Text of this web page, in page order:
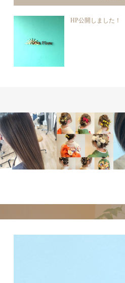
HP公開しました！